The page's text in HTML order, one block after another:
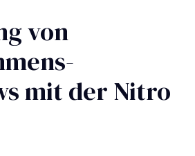
von
mit der Nitro